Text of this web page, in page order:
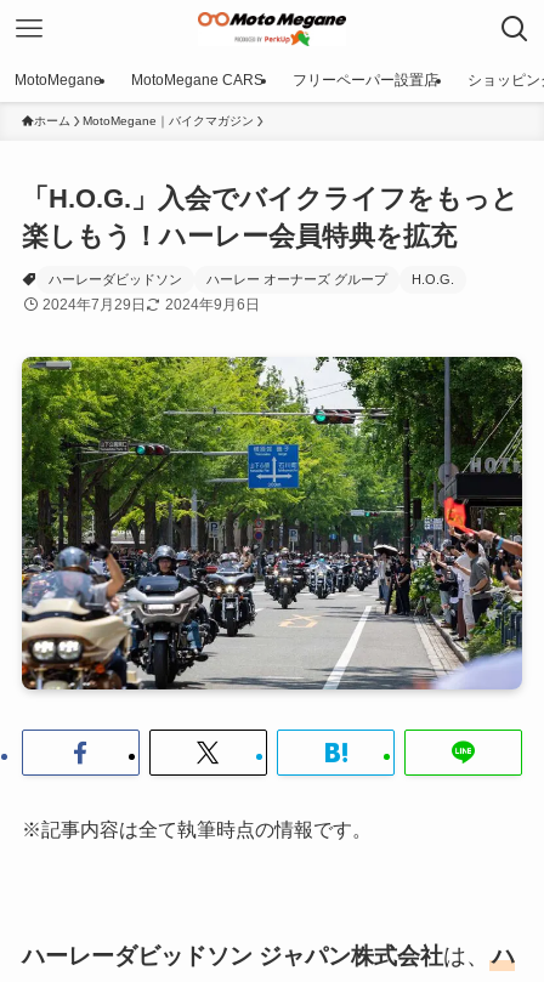
MotoMegane MotoMegane CARS フリーペーパー設置店 ショッピン
ホーム MotoMegane｜バイクマガジン
「H.O.G.」入会でバイクライフをもっと
楽しもう！ハーレー会員特典を拡充
ハーレーダビッドソン ハーレー オーナーズ グループ H.O.G.
2024年7月29日 2024年9月6日
※記事内容は全て執筆時点の情報です。
ハーレーダビッドソン ジャパン株式会社は、 ハ